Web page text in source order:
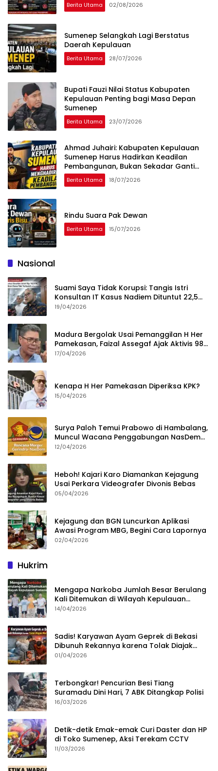
Berita Utama 02/08/2026
Sumenep Selangkah Lagi Berstatus
Daerah Kepulauan
Berita Utama 28/07/2026
Bupati Fauzi Nilai Status Kabupaten
Kepulauan Penting bagi Masa Depan
Sumenep
Berita Utama 23/07/2026
Ahmad Juhairi: Kabupaten Kepulauan
Sumenep Harus Hadirkan Keadilan
Pembangunan, Bukan Sekadar Ganti
Nama
Berita Utama 18/07/2026
Rindu Suara Pak Dewan
Berita Utama 15/07/2026
Nasional
Suami Saya Tidak Korupsi: Tangis Istri
Konsultan IT Kasus Nadiem Dituntut 22,5
Tahun
19/04/2026
Madura Bergolak Usai Pemanggilan H Her
Pamekasan, Faizal Assegaf Ajak Aktivis 98
Bongkar Permainan KPK
17/04/2026
Kenapa H Her Pamekasan Diperiksa KPK?
15/04/2026
Surya Paloh Temui Prabowo di Hambalang,
Muncul Wacana Penggabungan NasDem
dan Gerindra
12/04/2026
Heboh! Kajari Karo Diamankan Kejagung
Usai Perkara Videografer Divonis Bebas
05/04/2026
Kejagung dan BGN Luncurkan Aplikasi
Awasi Program MBG, Begini Cara Lapornya
02/04/2026
Hukrim
Mengapa Narkoba Jumlah Besar Berulang
Kali Ditemukan di Wilayah Kepulauan
Sumenep?
14/04/2026
Sadis! Karyawan Ayam Geprek di Bekasi
Dibunuh Rekannya karena Tolak Diajak
Merampok Majikan
01/04/2026
Terbongkar! Pencurian Besi Tiang
Suramadu Dini Hari, 7 ABK Ditangkap Polisi
16/03/2026
Detik-detik Emak-emak Curi Daster dan HP
di Toko Sumenep, Aksi Terekam CCTV
11/03/2026